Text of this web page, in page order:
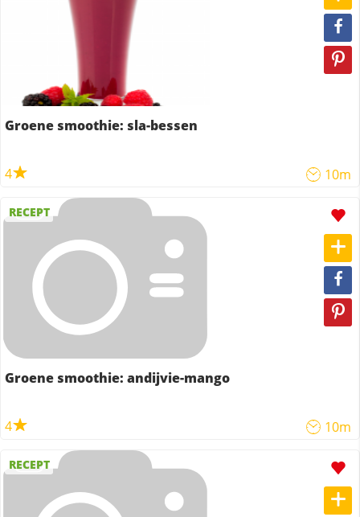
Groene smoothie: sla-bessen
4 10m
RECEPT
Groene smoothie: andijvie-mango
4 10m
RECEPT